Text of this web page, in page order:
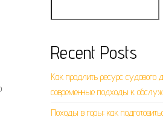
Recent Posts
Как продлить ресурс судового
современные подходы к
Походы в горы: как